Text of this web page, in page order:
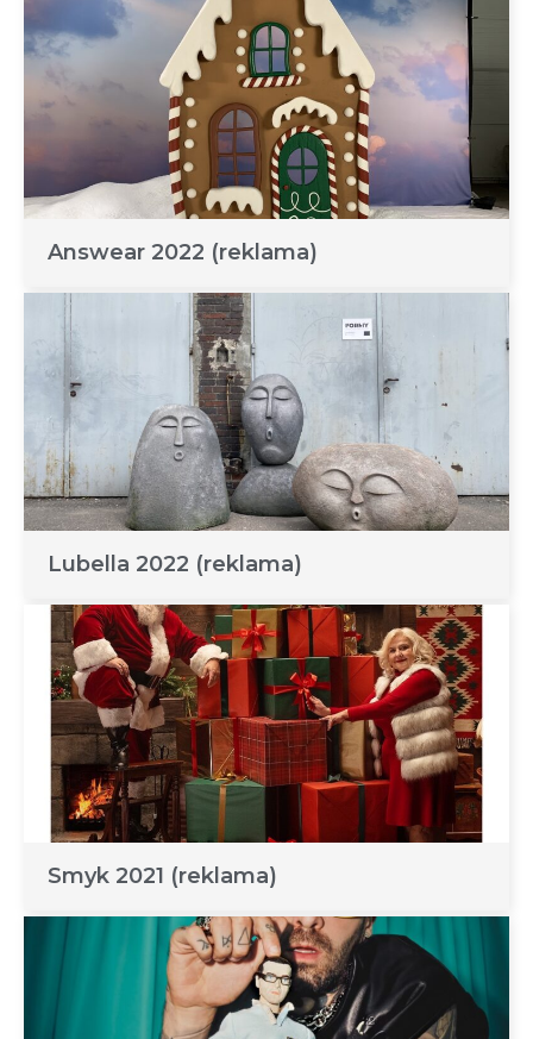
Answear 2022 (reklama)
Lubella 2022 (reklama)
Smyk 2021 (reklama)